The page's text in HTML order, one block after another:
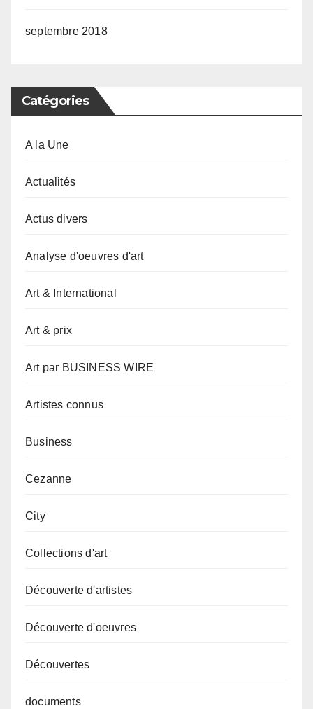
septembre 2018
Catégories
A la Une
Actualités
Actus divers
Analyse d'oeuvres d'art
Art & International
Art & prix
Art par BUSINESS WIRE
Artistes connus
Business
Cezanne
City
Collections d'art
Découverte d'artistes
Découverte d'oeuvres
Découvertes
documents